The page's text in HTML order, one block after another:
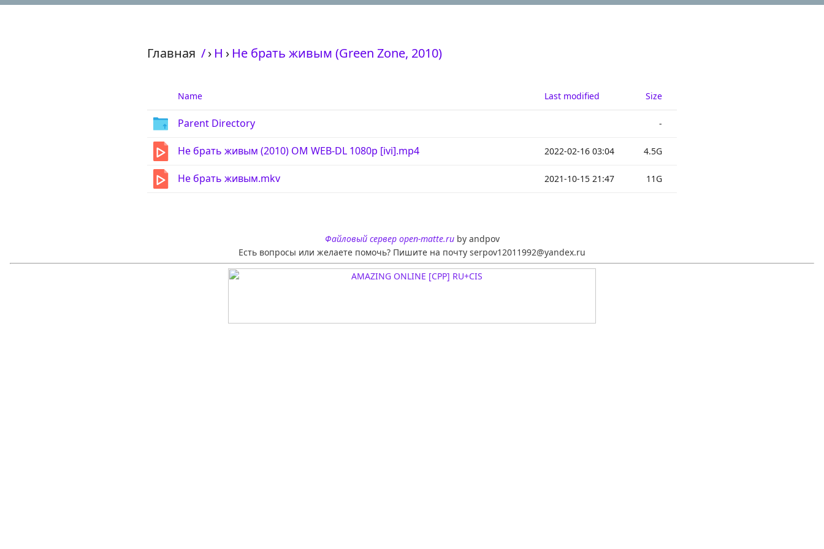
Главная /› Н › Не брать живым (Green Zone, 2010)
Name Last modified Size
Parent Directory -
Не брать живым (2010) OM WEB-DL 1080p [ivi].mp4 2022-02-16 03:04 4.5G
Не брать живым.mkv 2021-10-15 21:47 11G
Файловый сервер open-matte.ruby andpov
Есть вопросы или желаете помочь? Пишите на почту serpov12011992@yandex.ru